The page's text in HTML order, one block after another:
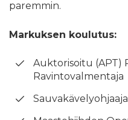
paremmin.
Markuksen koulutus:
Auktorisoitu (APT)
Ravintovalmentaja